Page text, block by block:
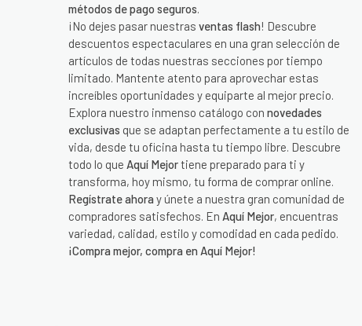
métodos de pago seguros.
¡No dejes pasar nuestras ventas flash! Descubre
descuentos espectaculares en una gran selección de
artículos de todas nuestras secciones por tiempo
limitado. Mantente atento para aprovechar estas
increíbles oportunidades y equiparte al mejor precio.
Explora nuestro inmenso catálogo con novedades
exclusivas que se adaptan perfectamente a tu estilo de
vida, desde tu oficina hasta tu tiempo libre. Descubre
todo lo que Aquí Mejortiene preparado para ti y
transforma, hoy mismo, tu forma de comprar online.
Regístrate ahora y únete a nuestra gran comunidad de
compradores satisfechos. En Aquí Mejor, encuentras
variedad, calidad, estilo y comodidad en cada pedido.
¡Compra mejor, compra en Aquí Mejor!